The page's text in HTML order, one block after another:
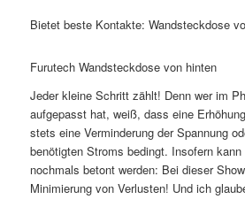
Bietet beste Kontakte: Wandsteckdose
Furutech Wandsteckdose von hinten
Jeder kleine Schritt zählt! Denn wer im
aufgepasst hat, weiß, dass eine
stets eine Verminderung der Spannung
benötigten Stroms bedingt. Insofern
nochmals betont werden: Bei dieser
Minimierung von Verlusten! Und ich